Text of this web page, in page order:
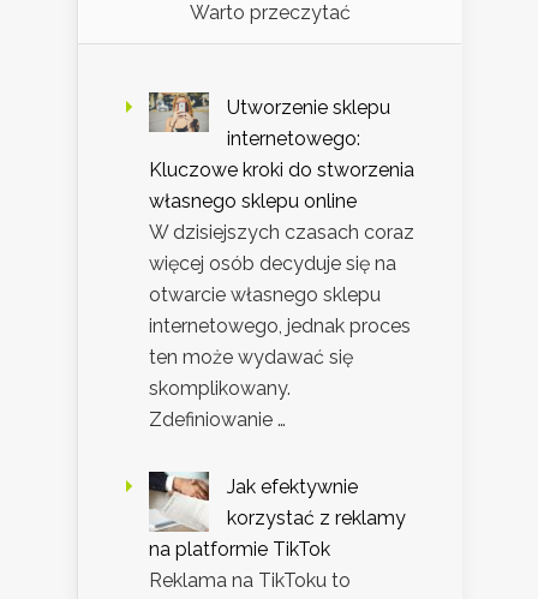
Warto przeczytać
Utworzenie sklepu
internetowego:
Kluczowe kroki do stworzenia
własnego sklepu online
W dzisiejszych czasach coraz
więcej osób decyduje się na
otwarcie własnego sklepu
internetowego, jednak proces
ten może wydawać się
skomplikowany.
Zdefiniowanie …
Jak efektywnie
korzystać z reklamy
na platformie TikTok
Reklama na TikToku to